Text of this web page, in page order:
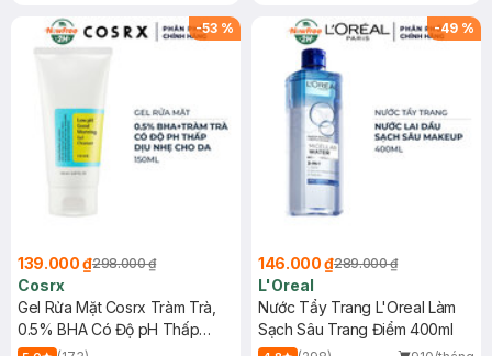
-53 %
139.000 ₫298.000 ₫
Cosrx
Gel Rửa Mặt Cosrx Tràm Trà,
0.5% BHA Có Độ pH Thấp
150ml
-49 %
146.000 ₫289.000 ₫
L'Oreal
Nước Tẩy Trang L'Oreal Làm
Sạch Sâu Trang Điểm 400ml